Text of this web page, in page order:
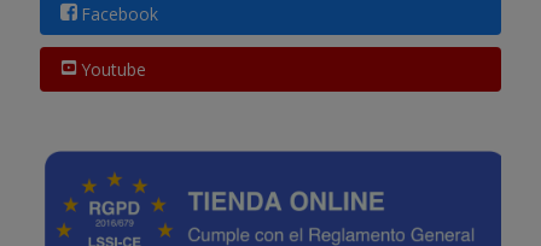
Facebook
Youtube